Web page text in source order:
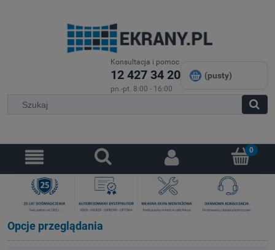
Konsultacja i pomoc
12 427 34 20
pn.-pt. 8:00 - 16:00
(pusty)
Opcje przeglądania